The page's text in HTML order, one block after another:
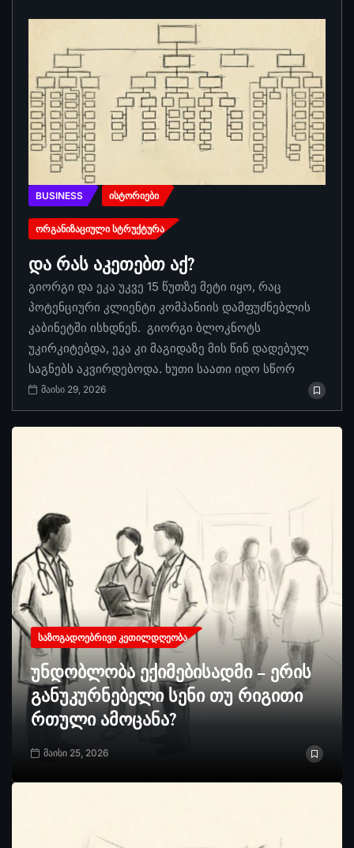
BUSINESS ᲘᲡᲢᲝᲠᲘᲔᲑᲘ
ᲝᲠᲒᲐᲜᲘᲖᲐᲪᲘᲣᲚᲘ ᲡᲢᲠᲣᲥᲢᲣᲠᲐ
და რას აკეთებთ აქ?
გიორგი და ეკა უკვე 15 წუთზე მეტი იყო, რაც
პოტენციური კლიენტი კომპანიის დამფუძნებლის
კაბინეტში ისხდნენ. გიორგი ბლოკნოტს
უკირკიტებდა, ეკა კი მაგიდაზე მის წინ დადებულ
საგნებს აკვირდებოდა. ხუთი საათი იდო სწორ
მაისი 29, 2026
ᲡᲐᲖᲝᲒᲐᲓᲝᲔᲑᲠᲘᲕᲘ ᲙᲔᲗᲘᲚᲓᲦᲔᲝᲑᲐ
უნდობლობა ექიმებისადმი – ერის
განუკურნებელი სენი თუ რიგითი
რთული ამოცანა?
მაისი 25, 2026